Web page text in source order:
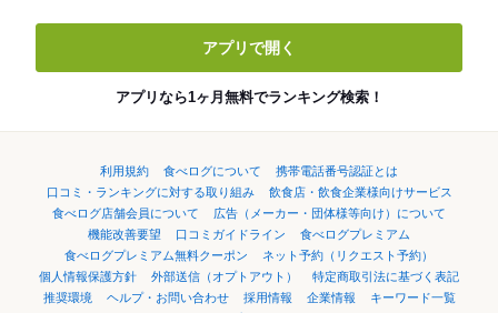
アプリで開く
アプリなら1ヶ月無料でランキング検索！
利用規約 食べログについて
携帯電話番号認証とは
口コミ・ランキングに対する取り組み
飲食店・飲食企業様向けサービス
食べログ店舗会員について
広告（メーカー・団体様等向け）について
機能改善要望
口コミガイドライン
食べログプレミアム
食べログプレミアム無料クーポン
ネット予約（リクエスト予約）
個人情報保護方針
外部送信（オプトアウト）
特定商取引法に基づく表記
推奨環境
ヘルプ・お問い合わせ 採用情報 企業情報
キーワード一覧